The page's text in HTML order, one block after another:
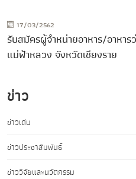
17/03/2562
รับสมัครผู้จำหน่ายอาหาร/อาหา
แม่ฟ้าหลวง จังหวัดเชียงราย
ข่าว
ข่าวเด่น
ข่าวประชาสัมพันธ์
ข่าววิจัยและนวัตกรรม